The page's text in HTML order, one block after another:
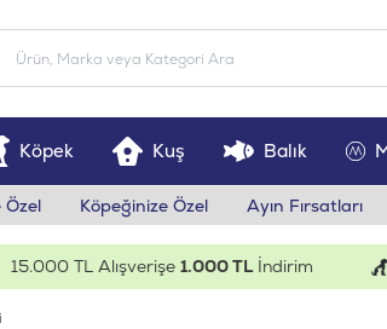
Köpek Kuş Balık
Özel Köpeğinize Özel Ayın Fırsatları
TL Alışverişe1.000 TLİndirim